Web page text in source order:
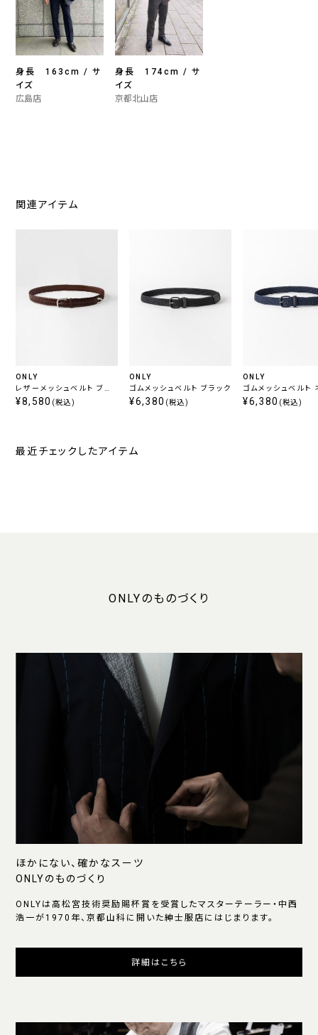
身長 163cm / サ
イズ
広島店
身長 174cm / サ
イズ
京都北山店
関連アイテム
ONLY
レザーメッシュベルト ブラ
ウン 定番
¥8,580 (税込)
ONLY
ゴムメッシュベルト ブラック
¥6,380 (税込)
ONLY
ゴムメッシュベルト
ー
¥6,380 (税込)
最近チェックしたアイテム
ONLYのものづくり
ほかにない、確かなスーツ
ONLYのものづくり
ONLYは高松宮技術奨励賜杯賞を受賞したマスターテーラー・中西
浩一が1970年、京都山科に開いた紳士服店にはじまります。
詳細はこちら